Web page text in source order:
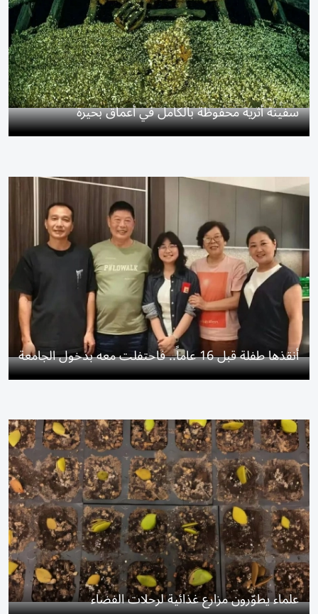
سفينة أثرية محفوظة بالكامل في أعماق بحيرة
أنقذها طفلة قبل 16 عاماً.. فاحتفلت معه بدخول الجامعة
علماء يطوّرون مزارع غذائية لرحلات الفضاء